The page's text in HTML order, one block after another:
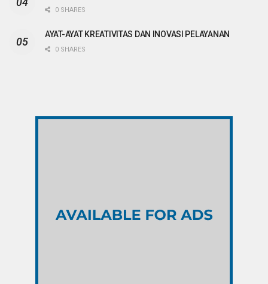
0 SHARES
AYAT-AYAT KREATIVITAS DAN INOVASI PELAYANAN
0 SHARES